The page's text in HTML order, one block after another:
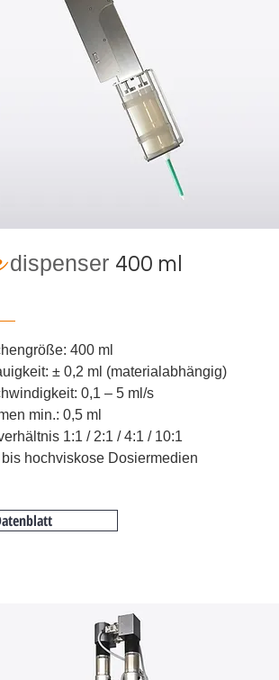
dispenser 400 ml
400 ml
± 0,2 ml (materialabhängig)
0,1 – 5 ml/s
min.: 0,5 ml
1:1 / 2:1 / 4:1 / 10:1
hochviskose Dosiermedien